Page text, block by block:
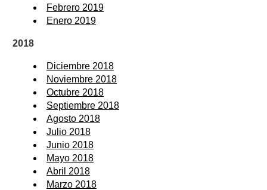
Febrero 2019
Enero 2019
2018
Diciembre 2018
Noviembre 2018
Octubre 2018
Septiembre 2018
Agosto 2018
Julio 2018
Junio 2018
Mayo 2018
Abril 2018
Marzo 2018